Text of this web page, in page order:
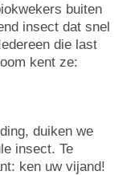
buiten
insect dat snel
die last
kent ze:
duiken we
insect. Te
ken uw vijand!